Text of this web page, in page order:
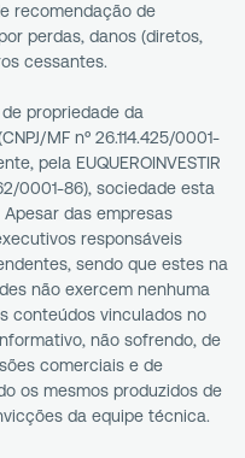
recomendação de
perdas, danos (diretos,
cessantes.
propriedade da
MF nº 26.114.425/0001-
pela EUQUEROINVESTIR
0001-86), sociedade esta
das empresas
responsáveis
sendo que estes na
não exercem nenhuma
conteúdos vinculados no
não sofrendo, de
comerciais e de
os mesmos produzidos de
da equipe técnica.